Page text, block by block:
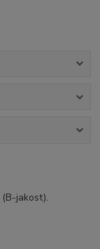
(B-jakost).